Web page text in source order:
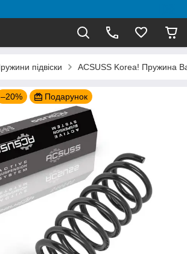
підвіски ACSUSS Korea! Пружина
–20% Подарунок